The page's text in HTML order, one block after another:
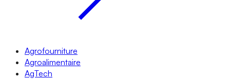
Agrofourniture
Agroalimentaire
AgTech